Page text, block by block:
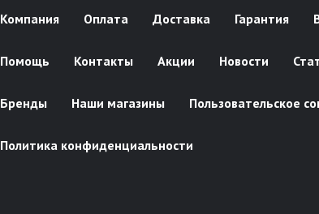
Компания Оплата Доставка Гарантия
Помощь Контакты Акции Новости
Бренды Наши магазины Пользовательское
Политика конфиденциальности